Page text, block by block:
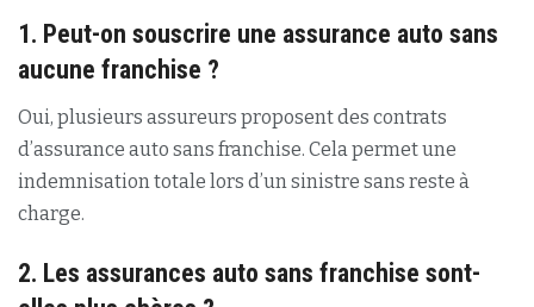
1. Peut-on souscrire une assurance auto sans
aucune franchise ?
Oui, plusieurs assureurs proposent des contrats
d’assurance auto sans franchise. Cela permet une
indemnisation totale lors d’un sinistre sans reste à
charge.
2. Les assurances auto sans franchise sont-